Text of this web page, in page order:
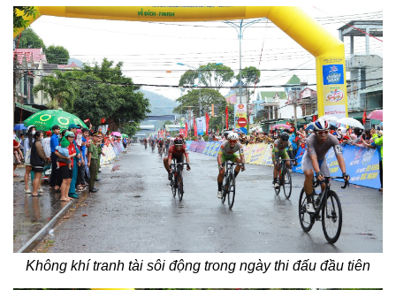
Không khí tranh tài sôi động trong ngày thi đấu đầu tiên